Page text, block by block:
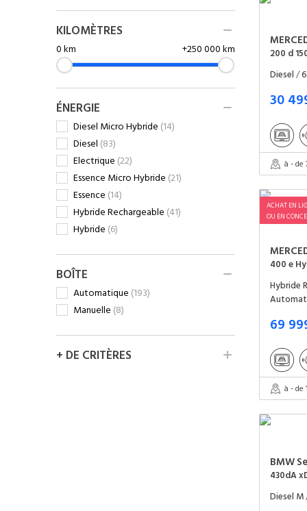
KILOMÈTRES
+250 000km
0km
ÉNERGIE
Diesel Micro Hybride (14)
Diesel (83)
Electrique (22)
Essence Micro Hybride (21)
Essence (14)
Hybride Rechargeable (41)
Hybride (6)
BOÎTE
Automatique (193)
Manuelle (8)
+ DE CRITÈRES
200 d
Diesel/
30
à - de
ACHAT EN
OU EN
Hybride
69
à - de
BMW
430dA
Diesel M